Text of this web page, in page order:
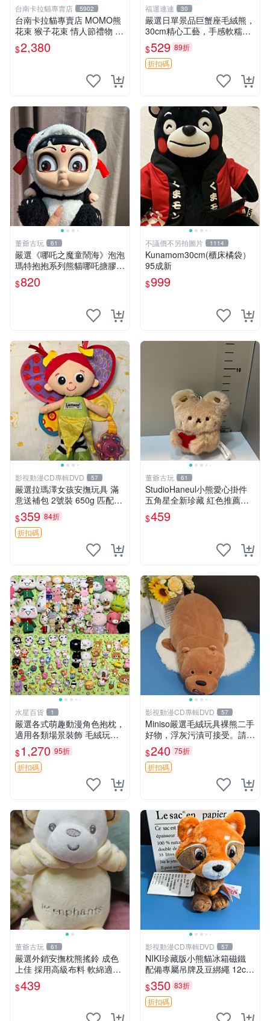
台南卡拉貓專賣店 5902
台南卡拉貓專賣店 MOMO熊
花束 猴子花束 情人節禮物 二
選一 可繡字 可今天寄明天到
$2,380
福運連連 30
嚴選日單景品巨蟹座毛絨熊，
30cm精心工藝，手感軟糯推
薦收藏送人 巨蟹座 毛絨玩具
精緻做工
$529 89折
折扣碼
董爺古玩 61
嚴選《哪吒之魔童鬧海》泡泡
瑪特抱抱系列熊貓哪吒搪膠臉
毛絨， STATE：如圖顯示 哪
吒 毛絨公仔 泡泡瑪特
$820
不議價不另拍圖片 1114
Kunamom30cm(櫃床橘袋）
95成新
$999
影視動漫CD專輯DVD 57
嚴選拉瑪澤女孩安撫玩具 滿
意送補包 2號裝 650g 匹配嬰
幼童舒壓好伴侶 女孩專用 安
心選擇 安撫玩偶 衝包 玩具
$359 84折
折扣碼
董爺古玩 61
StudioHaneul小熊愛心掛件
五角星全新珍藏 紅色推薦收
藏 玩具掛飾 掛件 新品
$459
水星百貨 1
嚴選各式萌趣動漫角色抱枕，
適用各類場景裝飾 毛絨玩
具、卡通抱枕、趣味玩偶
$1,270 95折
折扣碼
影視動漫CD專輯DVD 57
Miniso嚴選毛絨玩具裸熊二手
好物，浮灰污漬可接受。請詳
閱照片再下單，售出不退不
換。全新品相收藏推薦。 裸
熊 毛絨玩具 收藏
$240 75折
折扣碼
董爺古玩 61
嚴選外銷安撫枕熊搖鈴 成色
上佳 採用高級布料 軟綿適合
收藏 安心選購 安撫枕 熊玩具
搖鈴
$439
影視動漫CD專輯DVD 57
NIKI珍藏版小熊貓冰箱磁鐵
配備專屬吊牌及豆綁繩 12cm
廢品嚴選 好評推薦 小熊貓冰
箱貼 磁鐵掛件 冰箱飾品
$350 83折
折扣碼